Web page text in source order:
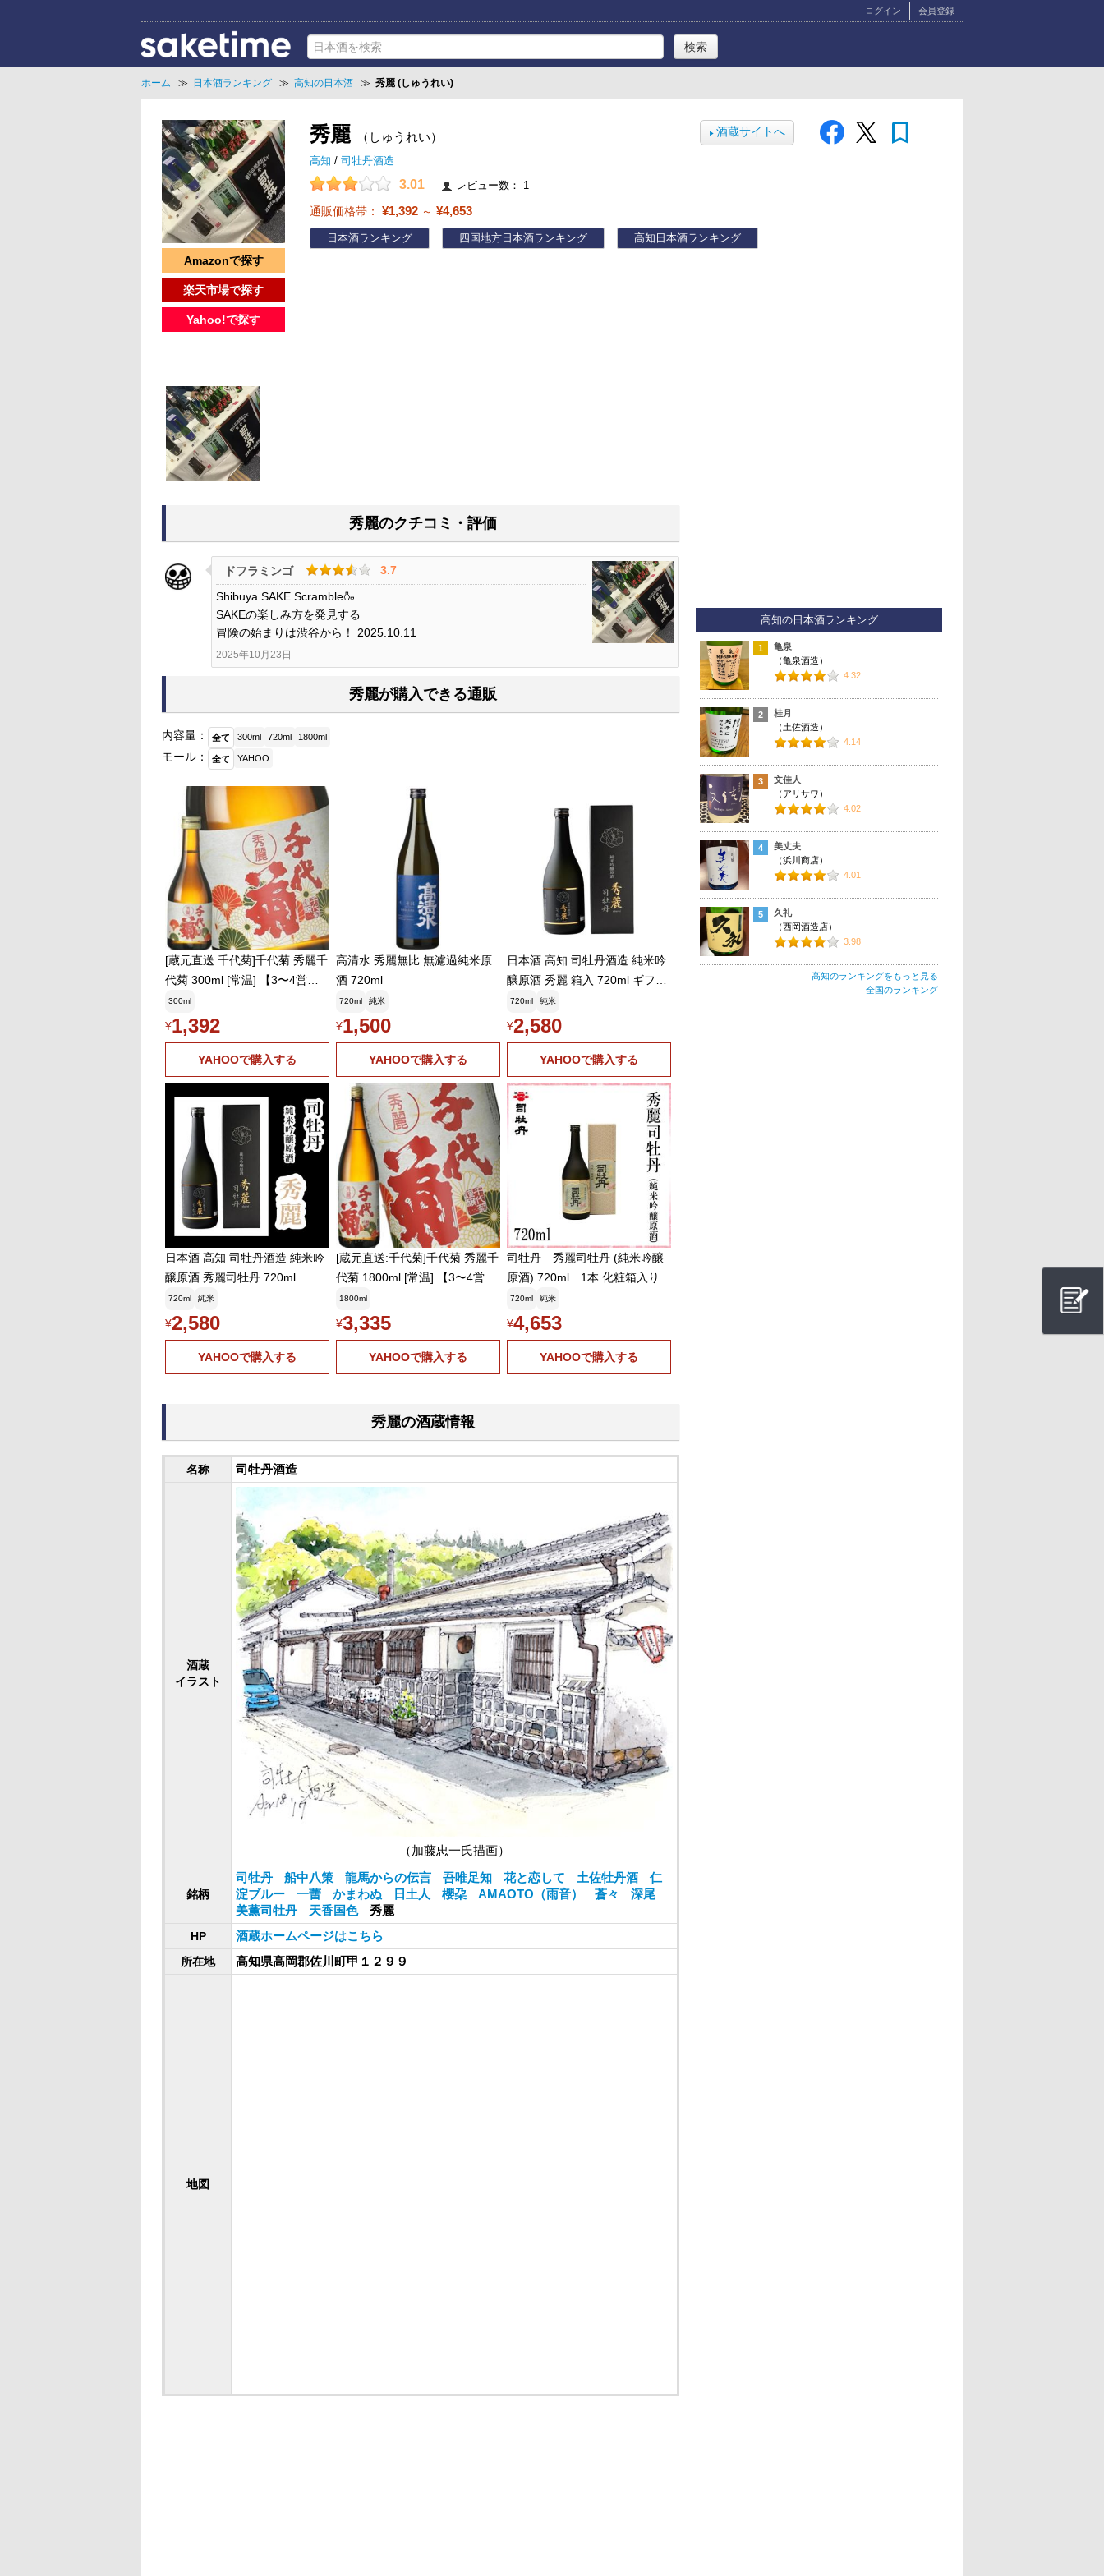
ログイン 会員登録
ホーム ≫ 日本酒ランキング ≫ 高知の日本酒 ≫ 秀麗 (しゅうれい)
Amazonで探す
楽天市場で探す
Yahoo!で探す
秀麗 （しゅうれい） bookmark
▶ 酒蔵サイトへ
高知 / 司牡丹酒造
3.01 レビュー数： 1
通販価格帯： ¥1,392 ～ ¥4,653
日本酒ランキング 四国地方日本酒ランキング 高知日本酒ランキング
秀麗のクチコミ・評価
ドフラミンゴ
3.7
Shibuya SAKE Scramble🍶
SAKEの楽しみ方を発見する
冒険の始まりは渋谷から！ 2025.10.11
2025年10月23日
秀麗が購入できる通販
内容量： 全て 300ml 720ml 1800ml
モール： 全て YAHOO
[蔵元直送:千代菊]千代菊 秀麗千
代菊 300ml [常温] 【3〜4営業
日以内に出荷】送料無料
300ml
¥1,392
YAHOOで購入する
高清水 秀麗無比 無濾過純米原
酒 720ml
720ml 純米
¥1,500
YAHOOで購入する
日本酒 高知 司牡丹酒造 純米吟
醸原酒 秀麗 箱入 720ml ギフト
贈答 しゅうれい
720ml 純米
¥2,580
YAHOOで購入する
日本酒 高知 司牡丹酒造 純米吟
醸原酒 秀麗司牡丹 720ml お
中元 夏ギフト
720ml 純米
¥2,580
YAHOOで購入する
[蔵元直送:千代菊]千代菊 秀麗千
代菊 1800ml [常温] 【3〜4営業
日以内に出荷】送料無料
1800ml
¥3,335
YAHOOで購入する
司牡丹 秀麗司牡丹 (純米吟醸
原酒) 720ml 1本 化粧箱入り
720ml 純米
¥4,653
YAHOOで購入する
秀麗の酒蔵情報
名称 司牡丹酒造
酒蔵
イラスト
（加藤忠一氏描画）
銘柄
司牡丹 船中八策 龍馬からの伝言 吾唯足知 花と恋して 土佐牡丹酒
仁
淀ブルー
一蕾 かまわぬ 日土人 櫻朶 AMAOTO（雨音） 蒼々
深尾
美薫司牡丹
天香国色
秀麗
HP
酒蔵ホームページはこちら
所在地
高知県高岡郡佐川町甲１２９９
地図
高知の日本酒ランキング
1
亀泉
（亀泉酒造）
4.32
2
桂月
（土佐酒造）
4.14
3
文佳人
（アリサワ）
4.02
4
美丈夫
（浜川商店）
4.01
5
久礼
（西岡酒造店）
3.98
高知のランキングをもっと見る
全国のランキング